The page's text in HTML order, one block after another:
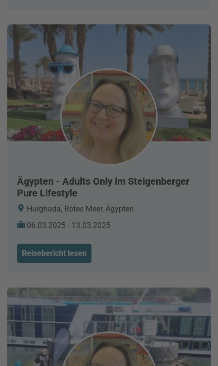
Ägypten - Adults Only im Steigenberger
Pure Lifestyle
Hurghada, Rotes Meer, Ägypten
06.03.2025 - 13.03.2025
Reisebericht lesen